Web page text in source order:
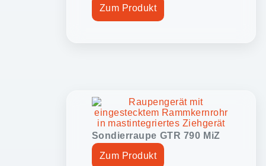
Zum Produkt
Sondierraupe GTR 790 MiZ
Zum Produkt